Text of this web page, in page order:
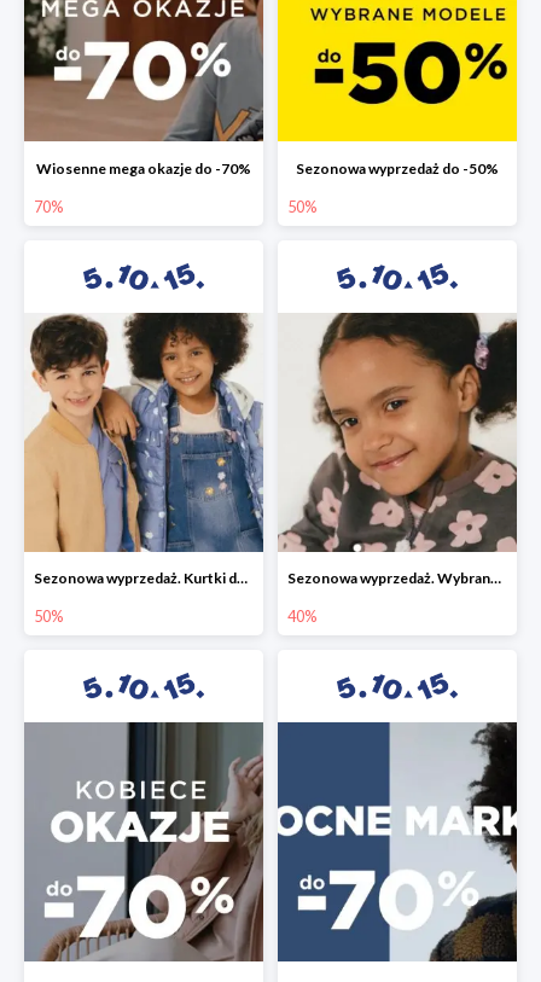
Wiosenne mega okazje do -70%
70%
Sezonowa wyprzedaż do -50%
50%
Sezonowa wyprzedaż. Kurtki do -50%
50%
Sezonowa wyprzedaż. Wybrane modele do -40%
40%